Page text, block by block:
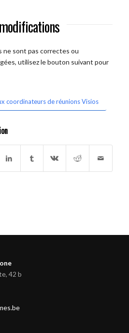
ne sont pas correctes ou
utilisez le bouton suivant pour
coordinateurs de réunions Visios
42 b